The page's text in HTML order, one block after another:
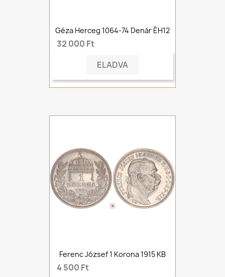
Géza Herceg 1064-74 Denár ÉH12
32 000 Ft
ELADVA
Ferenc József 1 Korona 1915 KB
4 500 Ft